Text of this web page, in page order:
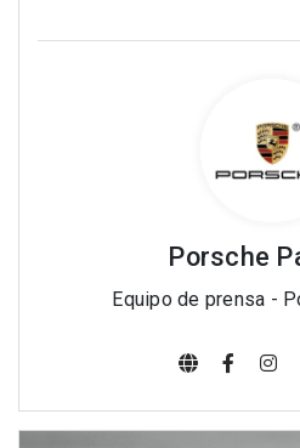
Porsche
Equipo de prensa -